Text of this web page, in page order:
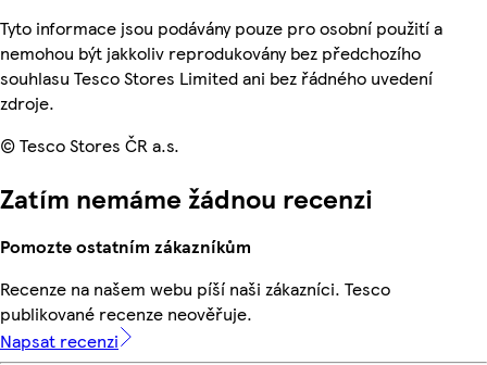
Tyto informace jsou podávány pouze pro osobní použití a
nemohou být jakkoliv reprodukovány bez předchozího
souhlasu Tesco Stores Limited ani bez řádného uvedení
zdroje.
© Tesco Stores ČR a.s.
Zatím nemáme žádnou recenzi
Pomozte ostatním zákazníkům
Recenze na našem webu píší naši zákazníci. Tesco
publikované recenze neověřuje.
Napsat recenzi